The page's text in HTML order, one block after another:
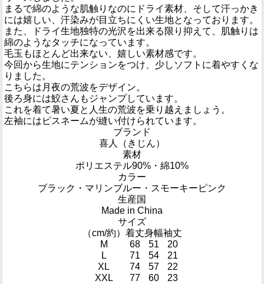
まるで綿のような肌触りなのにドライ素材、そして汗っかき
には嬉しい、汗染みが目立ちにくい生地となっております。
また、ドライ生地独特の光沢を出来る限り抑えて、肌触りは
綿のようなタッチになっています。
毛玉もほとんど出来ない、嬉しい素材感です。
今回から生地にテンションをつけ、少しソフトに着やすくな
りました。
こちらは月夜の荒波をデザイン。
後ろ身には鮫さんもジャンプしています。
これを着て暑い夏と人生の荒波を乗り越えましょう。
左袖にはピスネームが縫い付けられています。
ブランド
喜人（きじん）
素材
ポリエステル90%・綿10%
カラー
ブラック・マリンブルー・スモーキーピンク
生産国
Made in China
サイズ
（cm/約） 着丈身幅袖丈
M
68 51
20
L
71 54
21
XL
74 57
22
XXL
77 60 23